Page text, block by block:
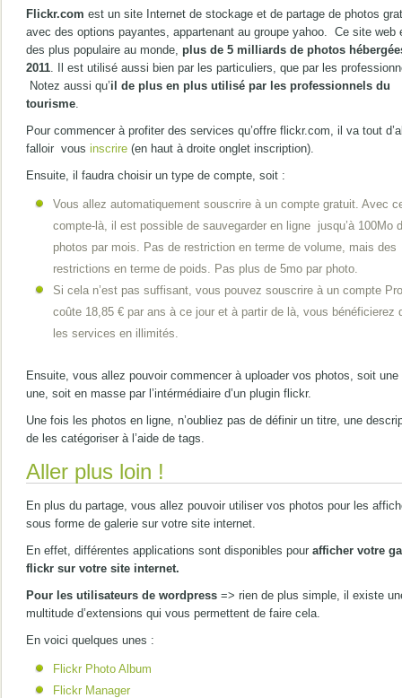
Flickr.com est un site Internet de stockage et de partage de photos
avec des options payantes, appartenant au groupe yahoo. Ce site web
des plus populaire au monde, plus de 5 milliards de photos
2011. Il est utilisé aussi bien par les particuliers, que par les
Notez aussi qu’il de plus en plus utilisé par les professionnels du
tourisme.
Pour commencer à profiter des services qu’offre flickr.com, il va tout
falloir vous inscrire (en haut à droite onglet inscription).
Ensuite, il faudra choisir un type de compte, soit :
Vous allez automatiquement souscrire à un compte gratuit. Avec
compte-là, il est possible de sauvegarder en ligne jusqu’à 100Mo
photos par mois. Pas de restriction en terme de volume, mais des
restrictions en terme de poids. Pas plus de 5mo par photo.
Si cela n’est pas suffisant, vous pouvez souscrire à un compte
coûte 18,85 € par ans à ce jour et à partir de là, vous bénéficierez
les services en illimités.
Ensuite, vous allez pouvoir commencer à uploader vos photos, soit une
une, soit en masse par l’intérmédiaire d’un plugin flickr.
Une fois les photos en ligne, n’oubliez pas de définir un titre, une
de les catégoriser à l’aide de tags.
Aller plus loin !
En plus du partage, vous allez pouvoir utiliser vos photos pour les
sous forme de galerie sur votre site internet.
En effet, différentes applications sont disponibles pour afficher votre
flickr sur votre site internet.
Pour les utilisateurs de wordpress => rien de plus simple, il existe
multitude d’extensions qui vous permettent de faire cela.
En voici quelques unes :
Flickr Photo Album
Flickr Manager